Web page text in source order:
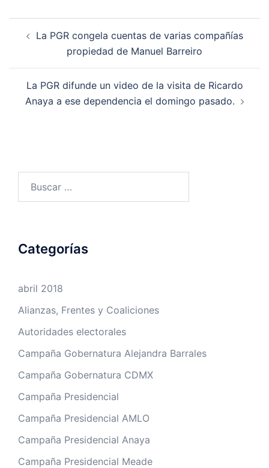
entradas
La PGR congela cuentas de varias compañías
propiedad de Manuel Barreiro
La PGR difunde un video de la visita de Ricardo
Anaya a ese dependencia el domingo pasado.
Categorías
abril 2018
Alianzas, Frentes y Coaliciones
Autoridades electorales
Campaña Gobernatura Alejandra Barrales
Campaña Gobernatura CDMX
Campaña Presidencial
Campaña Presidencial AMLO
Campaña Presidencial Anaya
Campaña Presidencial Meade